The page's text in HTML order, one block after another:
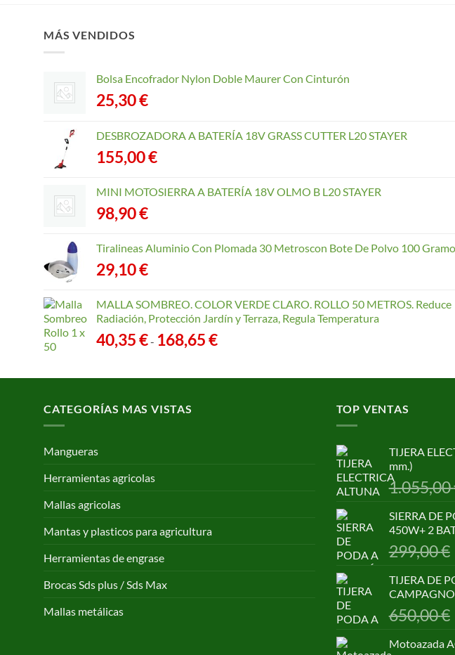
MÁS VENDIDOS
Bolsa Encofrador Nylon Doble Maurer Con Cinturón
25,30€
DESBROZADORA A BATERÍA 18V GRASS CUTTER L20 STAYER
155,00€
MINI MOTOSIERRA A BATERÍA 18V OLMO B L20 STAYER
98,90€
Tiralineas Aluminio Con Plomada 30 Metroscon Bote De Polvo 100
29,10€
MALLA SOMBREO. COLOR VERDE CLARO. ROLLO 50 METROS. Reduce
Radiación, Protección Jardín y Terraza, Regula Temperatura
40,35€- 168,65€Rango
desde
CATEGORÍAS MAS VISTAS
Mangueras
Herramientas agricolas
Mallas agricolas
Mantas y plasticos para agricultura
Herramientas de engrase
Brocas Sds plus / Sds Max
Mallas metálicas
TOP VENTAS
TIJERA
mm.)
1.055,00
SIERRA DE
450W+ 2
299,00€
TIJERA DE
650,00€
Motoazada